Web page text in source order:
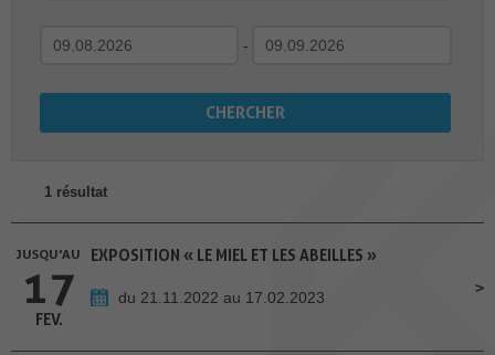
-
1 résultat
JUSQU'AU
17
FEV.
EXPOSITION « LE MIEL ET LES ABEILLES »
du 21.11.2022 au 17.02.2023